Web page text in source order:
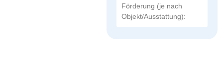
Förderung (je nach
Objekt/Ausstattung):